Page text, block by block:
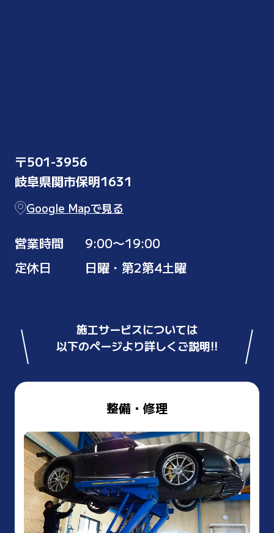
〒501-3956
岐阜県関市保明1631
Google Mapで見る
営業時間
9:00〜19:00
定休日
日曜・第2第4土曜
施工サービスについては
以下のページより詳しくご説明!!
整備・修理